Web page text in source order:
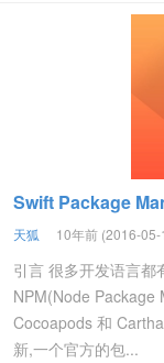
Swift Package
天狐 10年前 (2016-05-
引言 很多开发语言都
NPM(Node Package
Cocoapods 和
新,一个官方的包...